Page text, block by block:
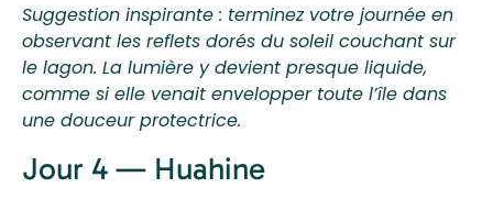
Suggestion inspirante : terminez votre journée en
observant les reflets dorés du soleil couchant sur
le lagon. La lumière y devient presque liquide,
comme si elle venait envelopper toute l’île dans
une douceur protectrice.
Jour 4 — Huahine